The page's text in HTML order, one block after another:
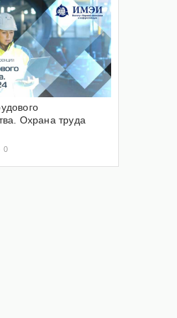
Охрана труда
0